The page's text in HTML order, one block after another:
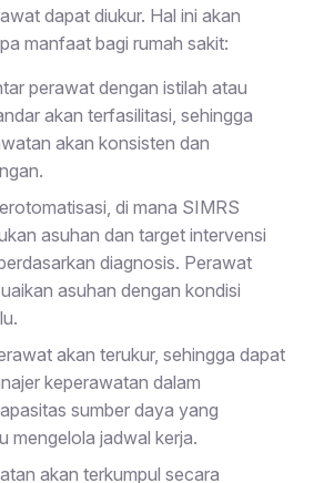
dapat diukur. Hal ini akan
manfaat bagi rumah sakit:
perawat dengan istilah atau
akan terfasilitasi, sehingga
akan konsisten dan
di mana SIMRS
asuhan dan target intervensi
diagnosis. Perawat
asuhan dengan kondisi
akan terukur, sehingga dapat
keperawatan dalam
sumber daya yang
mengelola jadwal kerja.
akan terkumpul secara